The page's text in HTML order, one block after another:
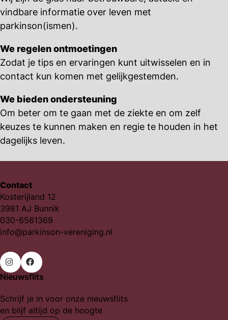
vindbare informatie over leven met
parkinson(ismen).
We regelen ontmoetingen
Zodat je tips en ervaringen kunt uitwisselen en in
contact kun komen met gelijkgestemden.
We bieden ondersteuning
Om beter om te gaan met de ziekte en om zelf
keuzes te kunnen maken en regie te houden in het
dagelijks leven.
Contact
Kosterijland 12
3981 AJ Bunnik
030-6561369
info@parkinson-vereniging.nl
Ga
Instagram
Ga
Facebook
Nieuwsflits
Schrijf je in voor onze nieuwsflits
en blijf altijd op de hoogte